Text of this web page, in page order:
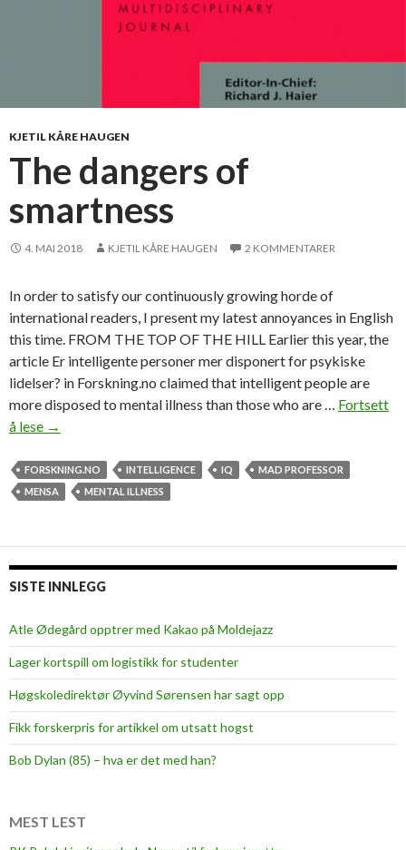
KJETIL KÅRE HAUGEN
The dangers of
smartness
4. MAI 2018 KJETIL KÅRE HAUGEN 2 KOMMENTARER
In order to satisfy our continuously growing horde of
international readers, I present my latest annoyances in English
this time. FROM THE TOP OF THE HILL Earlier this year, the
article Er intelligente personer mer disponert for psykiske
lidelser? in Forskning.no claimed that intelligent people are
more disposed to mental illness than those who are … Fortsett
å lese T
e
d
e
s
o
f
m
a
r
e
→
FORSKNING.NO INTELLIGENCE IQ
MAD PROFESSOR
MENSA
MENTAL ILLNESS
SISTE INNLEGG
Atle Ødegård opptrer med Kakao på Moldejazz
Lager kortspill om logistikk for studenter
Høgskoledirektør Øyvind Sørensen har sagt opp
Fikk forskerpris for artikkel om utsatt hogst
Bob Dylan (85) – hva er det med han?
MEST LEST